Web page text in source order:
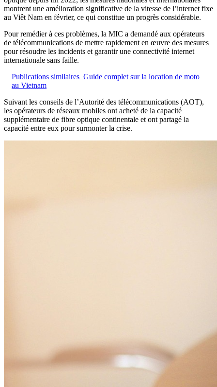
montrent une amélioration significative de la vitesse de l’internet fixe
au Viêt Nam en février, ce qui constitue un progrès considérable.
Pour remédier à ces problèmes, la MIC a demandé aux opérateurs
de télécommunications de mettre rapidement en œuvre des mesures
pour résoudre les incidents et garantir une connectivité internet
internationale sans faille.
Publications similaires Guide complet sur la location de moto
au Vietnam
Suivant les conseils de l’Autorité des télécommunications (AOT),
les opérateurs de réseaux mobiles ont acheté de la capacité
supplémentaire de fibre optique continentale et ont partagé la
capacité entre eux pour surmonter la crise.